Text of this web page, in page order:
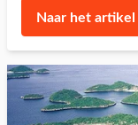
Naar het artikel